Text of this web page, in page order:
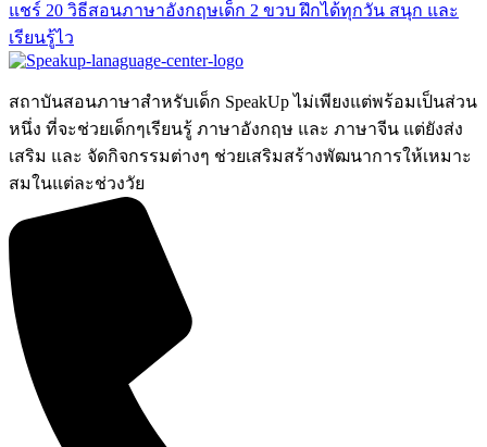
แชร์ 20 วิธีสอนภาษาอังกฤษเด็ก 2 ขวบ ฝึกได้ทุกวัน สนุก และ
เรียนรู้ไว
สถาบันสอนภาษาสำหรับเด็ก SpeakUp ไม่เพียงแต่พร้อมเป็นส่วน
หนึ่ง ที่จะช่วยเด็กๆเรียนรู้ ภาษาอังกฤษ และ ภาษาจีน แต่ยังส่ง
เสริม และ จัดกิจกรรมต่างๆ ช่วยเสริมสร้างพัฒนาการให้เหมาะ
สมในแต่ละช่วงวัย